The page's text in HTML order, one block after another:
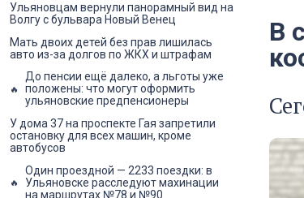
В
Ульяновцам вернули панорамный вид на
Волгу с бульвара Новый Венец
Мать двоих детей без прав лишилась
авто из-за долгов по ЖКХ и штрафам
До пенсии ещё далеко, а льготы уже
положены: что могут оформить
ульяновские предпенсионеры
У дома 37 на проспекте Гая запретили
остановку для всех машин, кроме
автобусов
Один проездной — 2233 поездки: в
Ульяновске расследуют махинации
на маршрутах №78 и №90